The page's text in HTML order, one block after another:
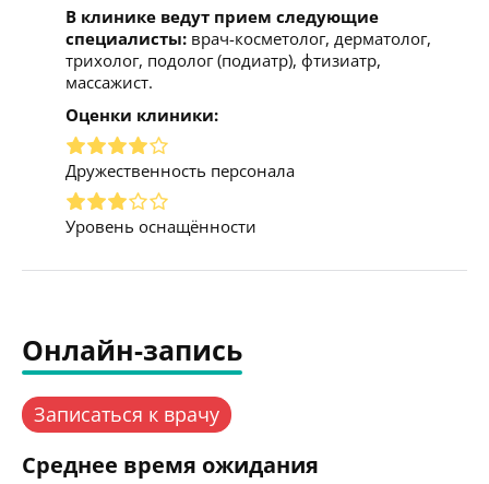
В клинике ведут прием следующие
специалисты: врач-косметолог, дерматолог,
трихолог, подолог (подиатр), фтизиатр,
массажист.
Оценки клиники:
Дружественность персонала
Уровень оснащённости
Онлайн-запись
Записаться к врачу
Среднее время ожидания